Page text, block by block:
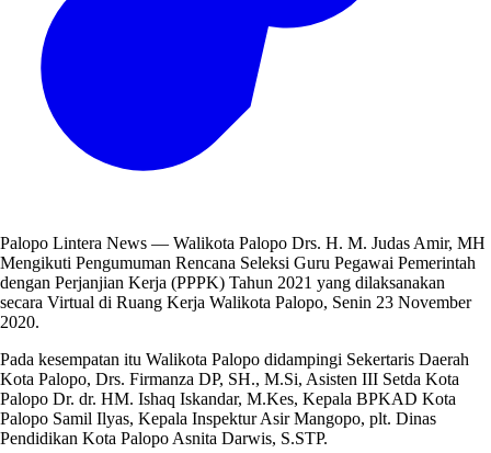
Palopo Lintera News — Walikota Palopo Drs. H. M. Judas Amir, MH
Mengikuti Pengumuman Rencana Seleksi Guru Pegawai Pemerintah
dengan Perjanjian Kerja (PPPK) Tahun 2021 yang dilaksanakan
secara Virtual di Ruang Kerja Walikota Palopo, Senin 23 November
2020.
Pada kesempatan itu Walikota Palopo didampingi Sekertaris Daerah
Kota Palopo, Drs. Firmanza DP, SH., M.Si, Asisten III Setda Kota
Palopo Dr. dr. HM. Ishaq Iskandar, M.Kes, Kepala BPKAD Kota
Palopo Samil Ilyas, Kepala Inspektur Asir Mangopo, plt. Dinas
Pendidikan Kota Palopo Asnita Darwis, S.STP.